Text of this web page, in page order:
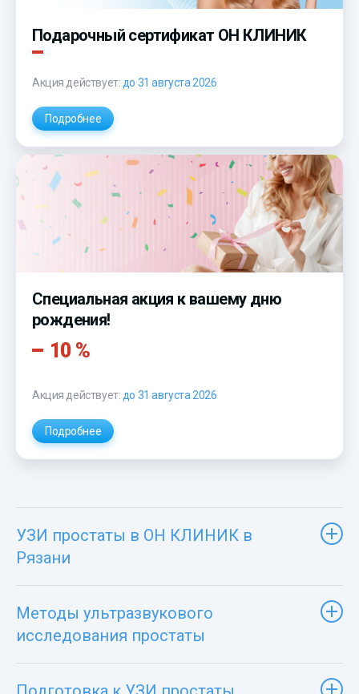
Подарочный сертификат ОН КЛИНИК
Акция действует: до 31 августа 2026
Подробнее
Специальная акция к вашему дню
рождения!
10 %
Акция действует: до 31 августа 2026
Подробнее
УЗИ простаты в ОН КЛИНИК в
Рязани
Методы ультразвукового
исследования простаты